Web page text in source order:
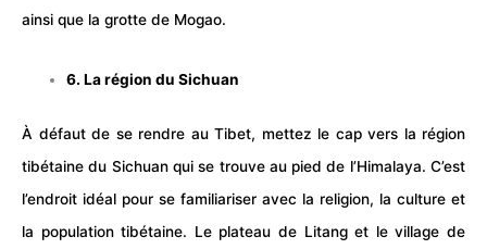
ainsi que la grotte de Mogao.
6. La région du Sichuan
À défaut de se rendre au Tibet, mettez le cap vers la région
tibétaine du Sichuan qui se trouve au pied de l’Himalaya. C’est
l’endroit idéal pour se familiariser avec la religion, la culture et
la population tibétaine. Le plateau de Litang et le village de